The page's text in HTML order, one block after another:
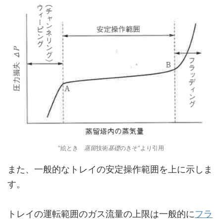
“絵とき 蒸留技術基礎のきそ”より引用
また、一般的なトレイの安定操作範囲を上に示しま
す。
トレイの運転範囲のガス流量の上限は一般的にフラ